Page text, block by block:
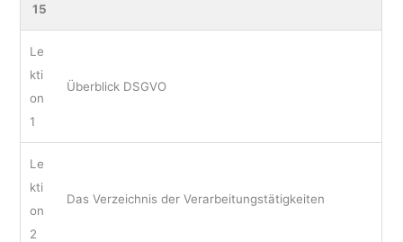
15
Le
kti
on
1
Überblick DSGVO
Le
kti
on
2
Das Verzeichnis der Verarbeitungstätigkeiten